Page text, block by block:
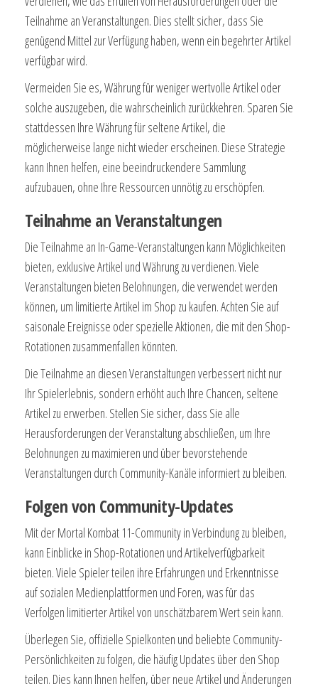
Teilnahme an Veranstaltungen. Dies stellt sicher, dass Sie
genügend Mittel zur Verfügung haben, wenn ein begehrter Artikel
verfügbar wird.
Vermeiden Sie es, Währung für weniger wertvolle Artikel oder
solche auszugeben, die wahrscheinlich zurückkehren. Sparen Sie
stattdessen Ihre Währung für seltene Artikel, die
möglicherweise lange nicht wieder erscheinen. Diese Strategie
kann Ihnen helfen, eine beeindruckendere Sammlung
aufzubauen, ohne Ihre Ressourcen unnötig zu erschöpfen.
Teilnahme an Veranstaltungen
Die Teilnahme an In-Game-Veranstaltungen kann Möglichkeiten
bieten, exklusive Artikel und Währung zu verdienen. Viele
Veranstaltungen bieten Belohnungen, die verwendet werden
können, um limitierte Artikel im Shop zu kaufen. Achten Sie auf
saisonale Ereignisse oder spezielle Aktionen, die mit den Shop-
Rotationen zusammenfallen könnten.
Die Teilnahme an diesen Veranstaltungen verbessert nicht nur
Ihr Spielerlebnis, sondern erhöht auch Ihre Chancen, seltene
Artikel zu erwerben. Stellen Sie sicher, dass Sie alle
Herausforderungen der Veranstaltung abschließen, um Ihre
Belohnungen zu maximieren und über bevorstehende
Veranstaltungen durch Community-Kanäle informiert zu bleiben.
Folgen von Community-Updates
Mit der Mortal Kombat 11-Community in Verbindung zu bleiben,
kann Einblicke in Shop-Rotationen und Artikelverfügbarkeit
bieten. Viele Spieler teilen ihre Erfahrungen und Erkenntnisse
auf sozialen Medienplattformen und Foren, was für das
Verfolgen limitierter Artikel von unschätzbarem Wert sein kann.
Überlegen Sie, offizielle Spielkonten und beliebte Community-
Persönlichkeiten zu folgen, die häufig Updates über den Shop
teilen. Dies kann Ihnen helfen, über neue Artikel und Änderungen